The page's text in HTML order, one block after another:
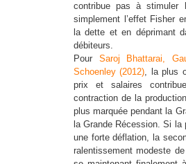
contribue pas à stimuler
simplement l’effet Fisher
la dette et en déprimant
débiteurs.
Pour Saroj Bhattarai,
Schoenley (2012), la plus
prix et salaires
contraction de la
plus marquée pendant la
la Grande Récession. Si
une forte déflation, la
ralentissement modeste